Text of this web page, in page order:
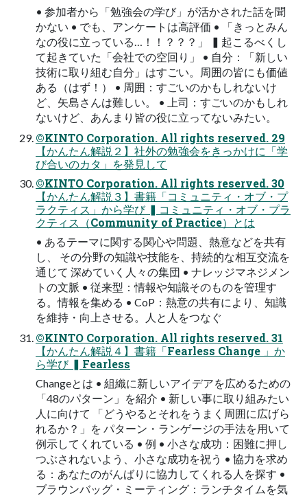
• 参加者から「勉強会の学び」が活かされた話を聞
かない • でも、アンケートは高評価 • 「きっとみん
なの役に立っている…！！？？？」 ▍起こるべくし
て起きていた「会社での空回り」 • 自分：「新しい
技術に取り組む自分」はすごい。周囲の皆にも価値
ある（はず！） • 周囲：すごいのかもしれないけ
ど、矢島さんは難しい。 • 上司：すごいのかもしれ
ないけど、あんまり皆の役に立ってないみたい。
©KINTO Corporation. All rights reserved. 29
【かんたん解説２】社外の勉強会をきっかけに「学
び合いのカタ」を発見して
©KINTO Corporation. All rights reserved. 30
【かんたん解説３】書籍「コミュニティ・オブ・プ
ラクティス」から学び ▍コミュニティ・オブ・プラ
クティス（Community of Practice）とは
• あるテーマに関する関心や問題、熱意などを共有
し、 その分野の知識や技能を、持続的な相互交流を
通じて 深めていく人々の集団 • ナレッジマネジメン
トの文脈 • 従来型：情報や知識そのものを管理す
る。情報を集める • CoP：熱意の共有により、知識
を維持・向上させる。人と人をつなぐ
©KINTO Corporation. All rights reserved. 31
【かんたん解説４】書籍「Fearless Change 」か
ら学び ▍Fearless
Changeとは • 組織に新しいアイデアを広めるための
「48のパターン」を紹介 • 新しい事に取り組みたい
人に向けて 「どうやるとそれをうまく周囲に広げら
れるか？」を パターン・ランゲージの手法を用いて
例示してくれている • 例 • 小さな成功：困難に押し
つぶされないよう、小さな成功を祝う • 協力を求め
る：あなたのがんばりに協力してくれる人を探す •
ブラウンバッグ・ミーティング：ランチタイムを気